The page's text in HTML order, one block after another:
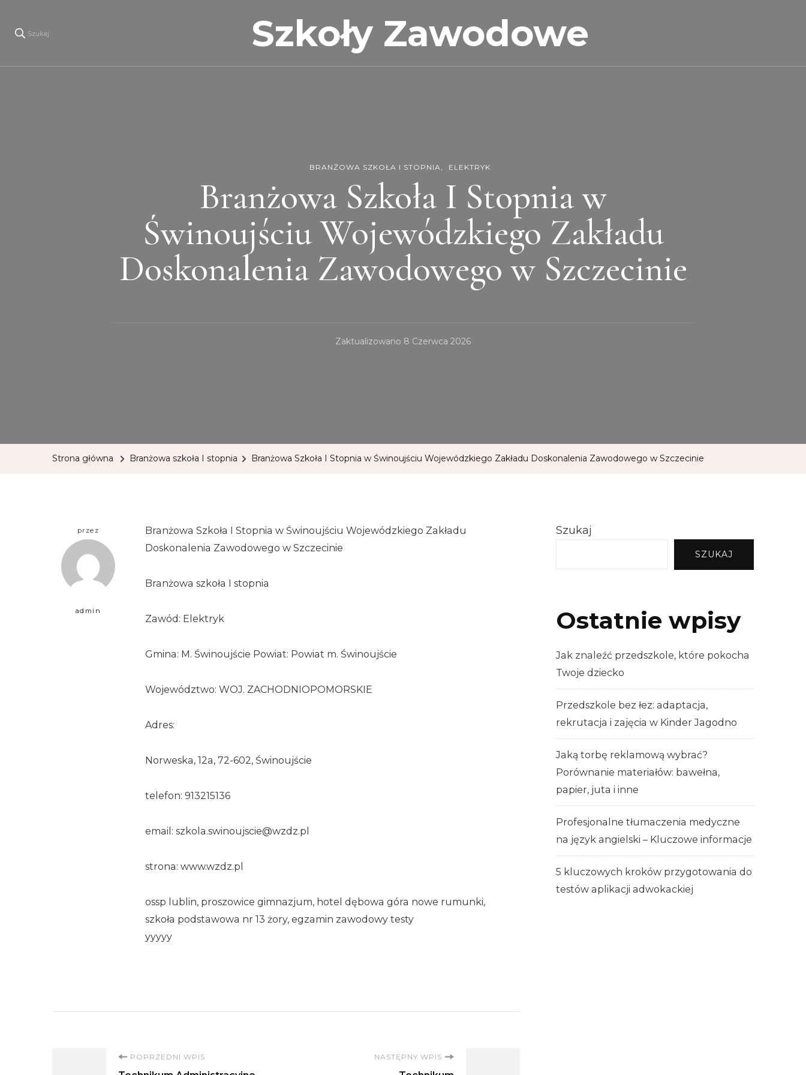
Szukaj Szkoły Zawodowe
BRANŻOWA SZKOŁA I STOPNIA ELEKTRYK
Branżowa Szkoła I Stopnia w
Świnoujściu Wojewódzkiego Zakładu
Doskonalenia Zawodowego w Szczecinie
Zaktualizowano 8 Czerwca 2026
Strona główna Branżowa szkoła I stopnia Branżowa Szkoła I Stopnia w Świnoujściu Wojewódzkiego Zakładu Doskonalenia Zawodowego w Szczecinie
przez
admin
Branżowa Szkoła I Stopnia w Świnoujściu Wojewódzkiego Zakładu
Doskonalenia Zawodowego w Szczecinie
Branżowa szkoła I stopnia
Zawód: Elektryk
Gmina: M. Świnoujście Powiat: Powiat m. Świnoujście
Województwo: WOJ. ZACHODNIOPOMORSKIE
Adres:
Norweska, 12a, 72-602, Świnoujście
telefon: 913215136
email: szkola.swinoujscie@wzdz.pl
strona: www.wzdz.pl
ossp lublin, proszowice gimnazjum, hotel dębowa góra nowe rumunki,
szkoła podstawowa nr 13 żory, egzamin zawodowy testy
yyyyy
Nawigacja
POPRZEDNI WPIS NASTĘPNY WPIS
Szukaj
SZUKAJ
Ostatnie wpisy
Jak znaleźć przedszkole, które pokocha
Twoje dziecko
Przedszkole bez łez: adaptacja,
rekrutacja i zajęcia w Kinder Jagodno
Jaką torbę reklamową wybrać?
Porównanie materiałów: bawełna,
papier, juta i inne
Profesjonalne tłumaczenia medyczne
na język angielski – Kluczowe informacje
5 kluczowych kroków przygotowania do
testów aplikacji adwokackiej